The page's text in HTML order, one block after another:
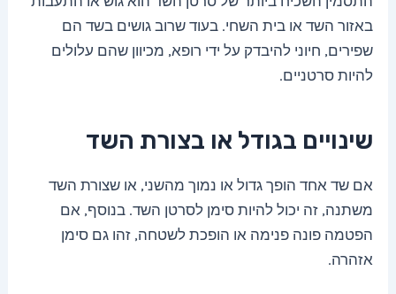
באזור השד או בית השחי. בעוד שרוב גושים בשד הם
שפירים, חיוני להיבדק על ידי רופא, מכיוון שהם עלולים
להיות סרטניים.
שינויים בגודל או בצורת השד
אם שד אחד הופך גדול או נמוך מהשני, או שצורת השד
משתנה, זה יכול להיות סימן לסרטן השד. בנוסף, אם
הפטמה פונה פנימה או הופכת לשטחה, זהו גם סימן
אזהרה.